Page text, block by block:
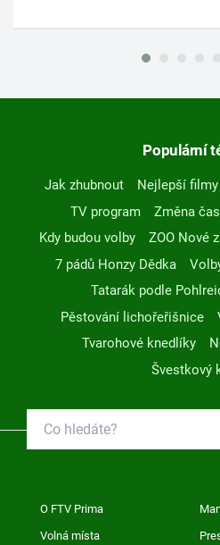
Populární
Jak zhubnout Nejlepší filmy
TV program
Změna
Kdy budou volby
ZOO Nové
7 pádů Honzy Dědka
Tatarák podle
Pěstování lichořeřišnice
Tvarohové knedlíky
Švestkový
O FTV Prima
Volná místa